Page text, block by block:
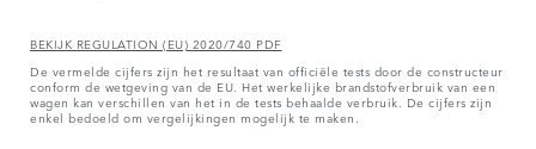
BEKIJK REGULATION (EU) 2020/740 PDF
De vermelde cijfers zijn het resultaat van officiële tests door de constructeur
conform de wetgeving van de EU. Het werkelijke brandstofverbruik van een
wagen kan verschillen van het in de tests behaalde verbruik. De cijfers zijn
enkel bedoeld om vergelijkingen mogelijk te maken.